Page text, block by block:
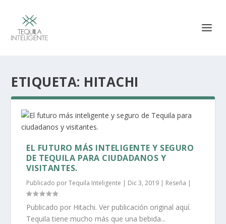
ETIQUETA: HITACHI
EL FUTURO MÁS INTELIGENTE Y SEGURO
DE TEQUILA PARA CIUDADANOS Y
VISITANTES.
Publicado porTequila Inteligente | Dic 3, 2019 | Reseña |
Publicado por Hitachi. Ver publicación original aquí.
Tequila tiene mucho más que una bebida...